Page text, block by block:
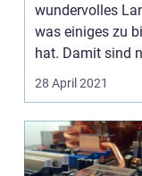
wundervolles
was einiges zu
hat. Damit sind
nur die
28 April 2021